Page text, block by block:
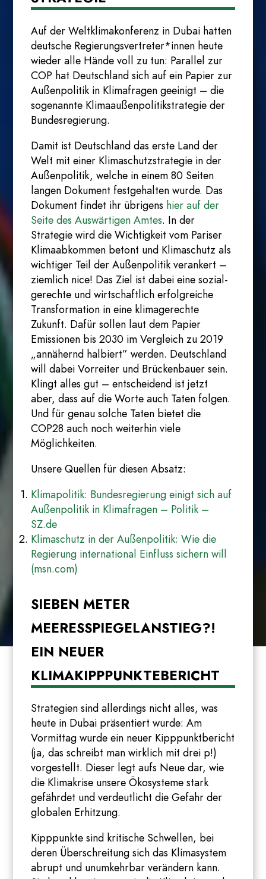
Auf der Weltklimakonferenz in Dubai hatten
deutsche Regierungsvertreter*innen heute
wieder alle Hände voll zu tun: Parallel zur
COP hat Deutschland sich auf ein Papier zur
Außenpolitik in Klimafragen geeinigt – die
sogenannte Klimaaußenpolitikstrategie der
Bundesregierung.
Damit ist Deutschland das erste Land der
Welt mit einer Klimaschutzstrategie in der
Außenpolitik, welche in einem 80 Seiten
langen Dokument festgehalten wurde. Das
Dokument findet ihr übrigens hier auf der
Seite des Auswärtigen Amtes. In der
Strategie wird die Wichtigkeit vom Pariser
Klimaabkommen betont und Klimaschutz als
wichtiger Teil der Außenpolitik verankert –
ziemlich nice! Das Ziel ist dabei eine sozial-
gerechte und wirtschaftlich erfolgreiche
Transformation in eine klimagerechte
Zukunft. Dafür sollen laut dem Papier
Emissionen bis 2030 im Vergleich zu 2019
„annähernd halbiert” werden. Deutschland
will dabei Vorreiter und Brückenbauer sein.
Klingt alles gut – entscheidend ist jetzt
aber, dass auf die Worte auch Taten folgen.
Und für genau solche Taten bietet die
COP28 auch noch weiterhin viele
Möglichkeiten.
Unsere Quellen für diesen Absatz:
Klimapolitik: Bundesregierung einigt sich auf
Außenpolitik in Klimafragen – Politik –
SZ.de
Klimaschutz in der Außenpolitik: Wie die
Regierung international Einfluss sichern will
(msn.com)
SIEBEN METER
MEERESSPIEGELANSTIEG?!
EIN NEUER
KLIMAKIPPPUNKTEBERICHT
Strategien sind allerdings nicht alles, was
heute in Dubai präsentiert wurde: Am
Vormittag wurde ein neuer Kipppunktbericht
(ja, das schreibt man wirklich mit drei p!)
vorgestellt. Dieser legt aufs Neue dar, wie
die Klimakrise unsere Ökosysteme stark
gefährdet und verdeutlicht die Gefahr der
globalen Erhitzung.
Kipppunkte sind kritische Schwellen, bei
deren Überschreitung sich das Klimasystem
abrupt und unumkehrbar verändern kann.